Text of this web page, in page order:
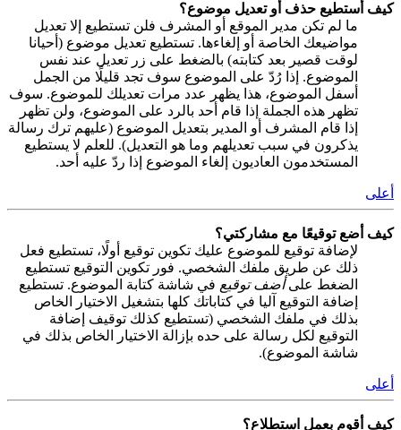
كيف أستطيع حذف أو تعديل موضوع؟
ما لم تكن مدير الموقع أو المشرف فلن تستطيع إلا تعديل
مواضيعك الخاصة أو إلغاءها. تستطيع تعديل موضوع (أحيانا
لوقت قصير بعد كتابته) بالضغط على زر تعديل عند نفس
الموضوع. إذا رُدّ على الموضوع سوف تجد قليلًا من الجمل
أسفل الموضوع، هذا يظهر عدد مرات تعديلك للموضوع. سوف
تظهر هذه الجملة إذا قام أحد بالرد على الموضوع، ولن تظهر
إذا قام المشرف أو المدير بتعديل الموضوع (عليهم ترك رسالة
يذكرون في سبب تعديلهم وما هو التعديل). للعلم لا يستطيع
المستخدمون العاديون إلغاء الموضوع إذا ردّ عليه أحد.
أعلى
كيف أضع توقيعًا مع مشاركتي؟
لإضافة توقيع للموضوع عليك تكوين توقيع أولًا، تستطيع فعل
ذلك عن طريق ملفك الشخصي. فور تكوين التوقيع تستطيع
الضغط علىأضف توقيع في شاشة كتابة الموضوع. تستطيع
إضافة التوقيع آليا في كتاباتك كلها بتشغيل الاختيار الخاص
بذلك في ملفك الشخصي (تستطيع كذلك توقيف إضافة
التوقيع لكل رسالة على حده بإزالة الاختيار الخاص بذلك في
شاشة الموضوع).
أعلى
كيف أقوم بعمل استطلاع؟